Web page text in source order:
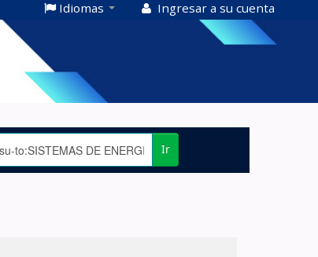
Idiomas Ingresar a su cuenta
Ir